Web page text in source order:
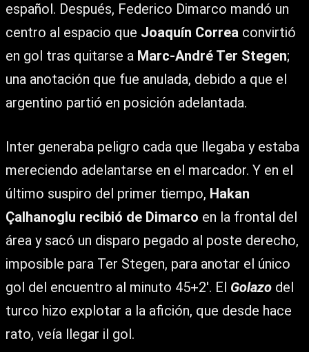
español. Después, Federico Dimarco mandó un
centro al espacio que Joaquín Correa convirtió
en gol tras quitarse a Marc-André Ter Stegen;
una anotación que fue anulada, debido a que el
argentino partió en posición adelantada.
Inter generaba peligro cada que llegaba y estaba
mereciendo adelantarse en el marcador. Y en el
último suspiro del primer tiempo, Hakan
Çalhanoglu recibió de Dimarco en la frontal del
área y sacó un disparo pegado al poste derecho,
imposible para Ter Stegen, para anotar el único
gol del encuentro al minuto 45+2′. El Golazo del
turco hizo explotar a la afición, que desde hace
rato, veía llegar il gol.